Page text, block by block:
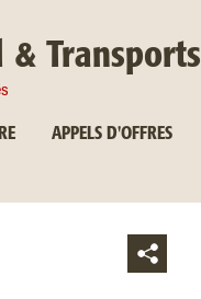
Transports
APPELS D'OFFRES